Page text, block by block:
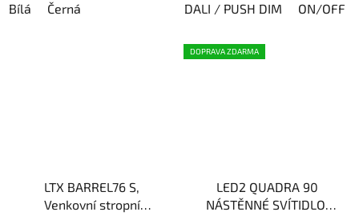
Bílá Černá DALI / PUSH DIM ON/OFF
LTX BARREL76 S,
Venkovní stropní
DOPRAVA ZDARMA
LED2 QUADRA 90
NÁSTĚNNÉ SVÍTIDLO,